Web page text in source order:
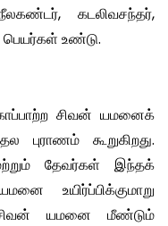
கடலிவசந்தர்,
பெயர்கள் உண்டு.
சிவன் யமனைக்
புராணம் கூறுகிறது.
மற்றும் தேவர்கள் இந்தக்
உயிர்ப்பிக்குமாறு
யமனை மீண்டும்